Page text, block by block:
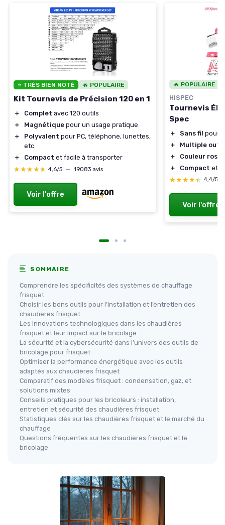
⭐ TRÈS BIEN NOTÉ 🔥 POPULAIRE
Kit Tournevis de Précision 120 en 1
＋ Complet avec 120 outils
＋
Magnétique pour un usage pratique
＋
Polyvalent pour PC, téléphone, lunettes,
etc.
＋
Compact et facile à transporter
★★★★★
★★★★★ 4,6/5 — 19083 avis
Voir l'offre
🔥 POPULAIRE
HISPEC
Tournevis
Spec
＋ Sans fil pour
＋
Multiple
＋
Couleur rose
＋
Compact et
★★★★★
★★★★★ 4,4/5
Voir l'offre
SOMMAIRE
Comprendre les spécificités des systèmes de chauffage
frisquet
Choisir les bons outils pour l’installation et l’entretien des
chaudières frisquet
Les innovations technologiques dans les chaudières
frisquet et leur impact sur le bricolage
La sécurité et la cybersécurité dans l’univers des outils de
bricolage pour frisquet
Optimiser la performance énergétique avec les outils
adaptés aux chaudières frisquet
Comparatif des modèles frisquet : condensation, gaz, et
solutions mixtes
Conseils pratiques pour les bricoleurs : installation,
entretien et sécurité des chaudières frisquet
Statistiques clés sur les chaudières frisquet et le marché du
chauffage
Questions fréquentes sur les chaudières frisquet et le
bricolage